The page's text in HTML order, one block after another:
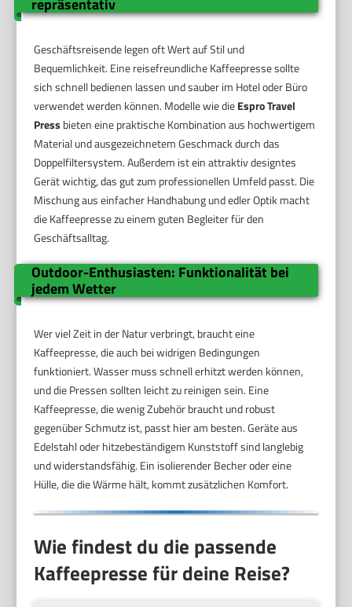
repräsentativ
Geschäftsreisende legen oft Wert auf Stil und
Bequemlichkeit. Eine reisefreundliche Kaffeepresse sollte
sich schnell bedienen lassen und sauber im Hotel oder Büro
verwendet werden können. Modelle wie dieEspro Travel
Press bieten eine praktische Kombination aus hochwertigem
Material und ausgezeichnetem Geschmack durch das
Doppelfiltersystem. Außerdem ist ein attraktiv designtes
Gerät wichtig, das gut zum professionellen Umfeld passt. Die
Mischung aus einfacher Handhabung und edler Optik macht
die Kaffeepresse zu einem guten Begleiter für den
Geschäftsalltag.
Outdoor-Enthusiasten: Funktionalität bei
jedem Wetter
Wer viel Zeit in der Natur verbringt, braucht eine
Kaffeepresse, die auch bei widrigen Bedingungen
funktioniert. Wasser muss schnell erhitzt werden können,
und die Pressen sollten leicht zu reinigen sein. Eine
Kaffeepresse, die wenig Zubehör braucht und robust
gegenüber Schmutz ist, passt hier am besten. Geräte aus
Edelstahl oder hitzebeständigem Kunststoff sind langlebig
und widerstandsfähig. Ein isolierender Becher oder eine
Hülle, die die Wärme hält, kommt zusätzlichen Komfort.
Wie findest du die passende
Kaffeepresse für deine Reise?